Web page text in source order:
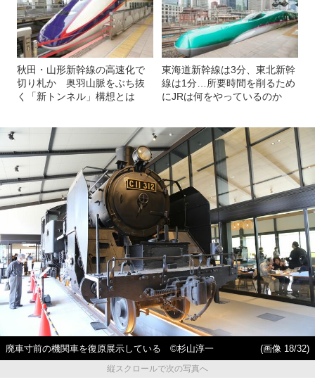
秋田・山形新幹線の高速化で
切り札か 奥羽山脈をぶち抜
く「新トンネル」構想とは
東海道新幹線は3分、東北新幹
線は1分…所要時間を削るため
にJRは何をやっているのか
廃車寸前の機関車を復原展示している ©杉山淳一
(画像 18/32)
縦スクロールで次の写真へ